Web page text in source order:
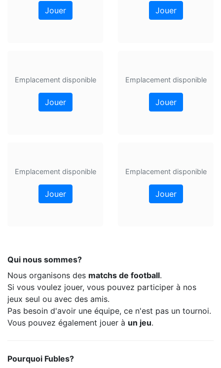
Jouer
Emplacement disponible
Jouer
Emplacement disponible
Jouer
Jouer
Emplacement disponible
Jouer
Emplacement disponible
Jouer
Qui nous sommes?
Nous organisons des matchs de football.
Si vous voulez jouer, vous pouvez participer à nos
jeux seul ou avec des amis.
Pas besoin d'avoir une équipe, ce n'est pas un tournoi.
Vous pouvez également jouer à un jeu.
Pourquoi Fubles?